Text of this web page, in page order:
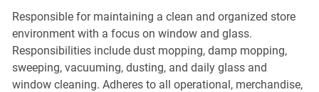
Responsible for maintaining a clean and organized store
environment with a focus on window and glass.
Responsibilities include dust mopping, damp mopping,
sweeping, vacuuming, dusting, and daily glass and
window cleaning. Adheres to all operational, merchandise,